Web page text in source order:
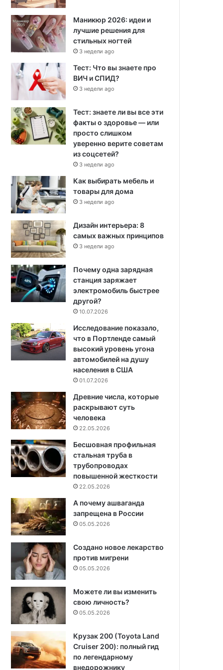
Маникюр 2026: идеи и
лучшие решения для
стильных ногтей
3 недели ago
Тест: Что вы знаете про
ВИЧ и СПИД?
3 недели ago
Тест: знаете ли вы все эти
факты о здоровье — или
просто слишком
уверенно верите советам
из соцсетей?
3 недели ago
Как выбирать мебель и
товары для дома
3 недели ago
Дизайн интерьера: 8
самых важных принципов
3 недели ago
Почему одна зарядная
станция заряжает
электромобиль быстрее
другой?
10.07.2026
Исследование показало,
что в Портленде самый
высокий уровень угона
автомобилей на душу
населения в США
01.07.2026
Древние числа, которые
раскрывают суть
человека
22.05.2026
Бесшовная профильная
стальная труба в
трубопроводах
повышенной жесткости
22.05.2026
А почему ашваганда
запрещена в России
05.05.2026
Создано новое лекарство
против мигрени
05.05.2026
Можете ли вы изменить
свою личность?
05.05.2026
Крузак 200 (Toyota Land
Cruiser 200): полный гид
по легендарному
внедорожнику